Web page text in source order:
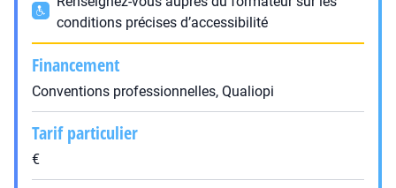
conditions précises d’accessibilité
Financement
Conventions professionnelles, Qualiopi
Tarif particulier
€